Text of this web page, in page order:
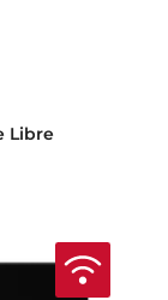
Libre